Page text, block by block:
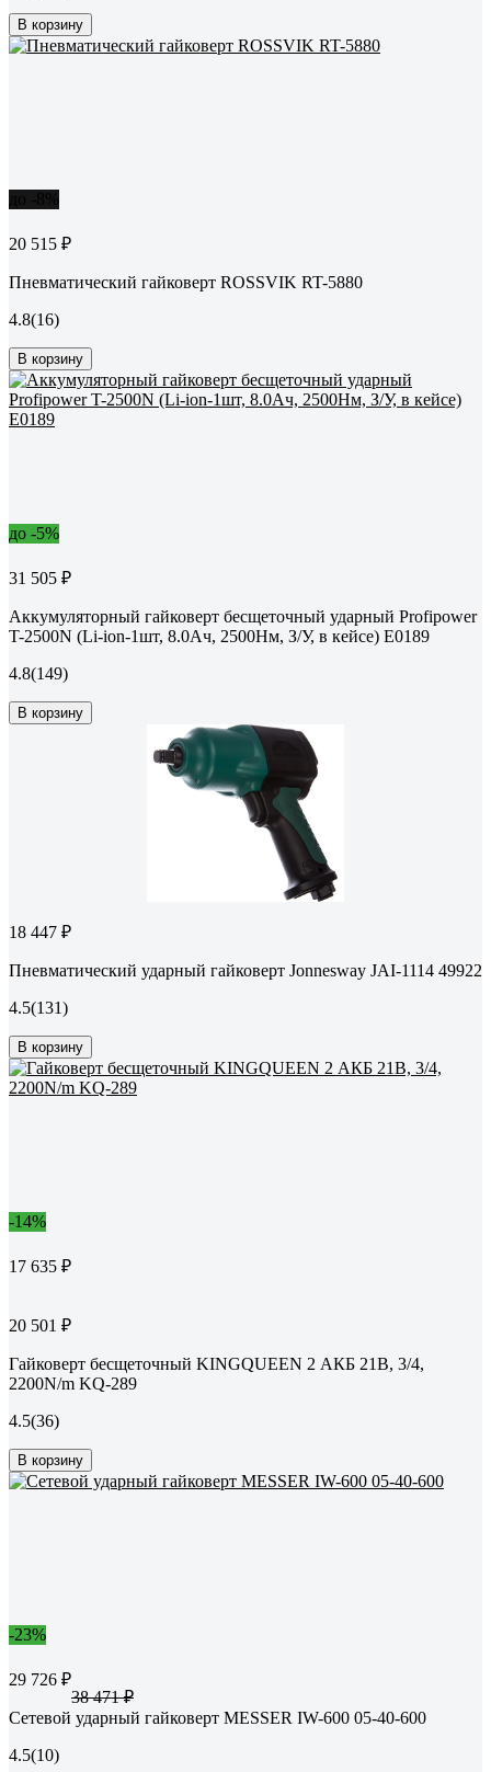
В корзину
20 515 ₽
Пневматический гайковерт ROSSVIK RT-5880
4.8(16)
В корзину
до -5%
31 505 ₽
Аккумуляторный гайковерт бесщеточный ударный Profipower
T-2500N (Li-ion-1шт, 8.0Ач, 2500Нм, З/У, в кейсе) E0189
4.8(149)
В корзину
18 447 ₽
Пневматический ударный гайковерт Jonnesway JAI-1114 49922
4.5(131)
В корзину
-14%
17 635 ₽
20 501 ₽
Гайковерт бесщеточный KINGQUEEN 2 АКБ 21В, 3/4,
2200N/m KQ-289
4.5(36)
В корзину
-23%
29 726 ₽
38 471 ₽
Сетевой ударный гайковерт MESSER IW-600 05-40-600
4.5(10)